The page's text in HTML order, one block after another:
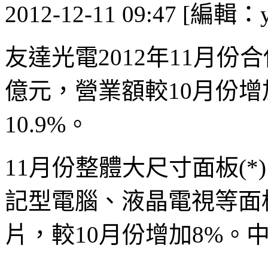
2012-12-11 09:47 [編輯：
友達光電2012年11月份
億元，營業額較10月份
10.9%。
11月份整體大尺寸面板
記型電腦、液晶電視等
片，較10月份增加8%。